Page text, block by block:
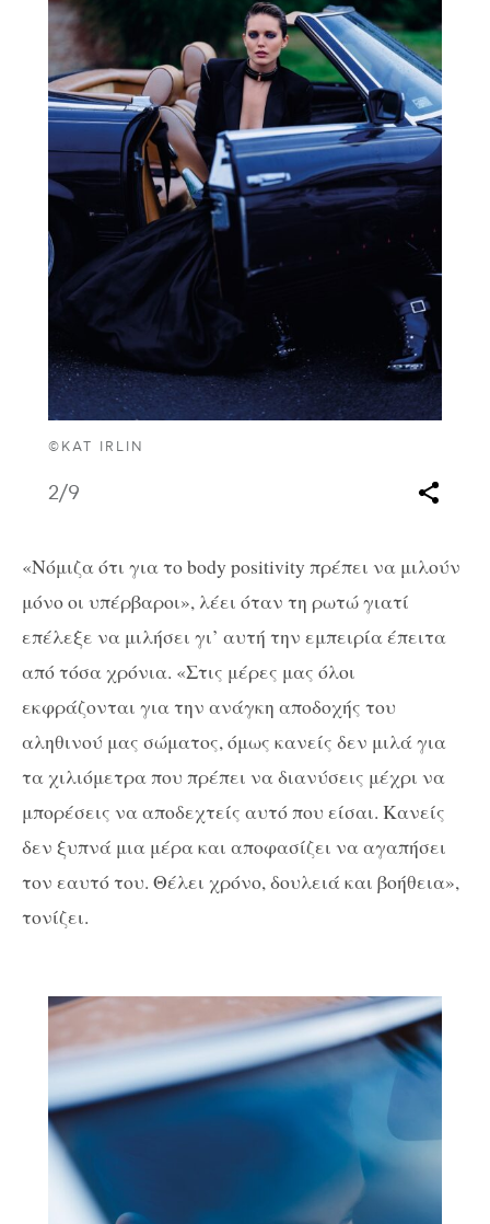
©KAT IRLIN
2/9
«Νόμιζα ότι για το body positivity πρέπει να μιλούν
μόνο οι υπέρβαροι», λέει όταν τη ρωτώ γιατί
επέλεξε να μιλήσει γι’ αυτή την εμπειρία έπειτα
από τόσα χρόνια. «Στις μέρες μας όλοι
εκφράζονται για την ανάγκη αποδοχής του
αληθινού μας σώματος, όμως κανείς δεν μιλά για
τα χιλιόμετρα που πρέπει να διανύσεις μέχρι να
μπορέσεις να αποδεχτείς αυτό που είσαι. Κανείς
δεν ξυπνά μια μέρα και αποφασίζει να αγαπήσει
τον εαυτό του. Θέλει χρόνο, δουλειά και βοήθεια»,
τονίζει.